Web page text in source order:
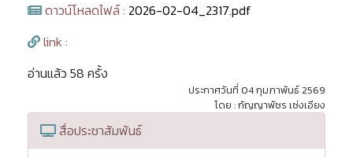
ดาวน์โหลดไฟล์ : 2026-02-04_2317.pdf
link :
อ่านแล้ว 58 ครั้ง
ประกาศวันที่ 04 กุมภาพันธ์ 2569
โดย : กัญญาพัชร เซ่งเอียง
สื่อประชาสัมพันธ์